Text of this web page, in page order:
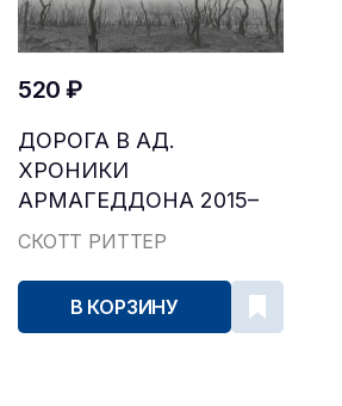
520 ₽
ДОРОГА В АД.
ХРОНИКИ
АРМАГЕДДОНА 2015–
2024
СКОТТ РИТТЕР
В КОРЗИНУ